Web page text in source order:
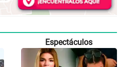
Espectáculos